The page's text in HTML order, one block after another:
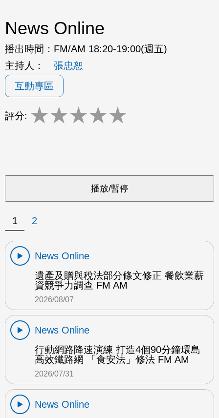
News Online
播出時間： FM/AM 18:20-19:00(週五)
主持人：
張忠恕
互動專區
評分: ★★★★★
1 2
News Online
遺產及贈與稅法部分條文修正 餐飲業薪
資競爭力調查 FM AM
2026/08/07
News Online
行動網路降速演練 打造4個90分鐘環島
高效鐵路網 「食安法」修法 FM AM
2026/07/31
News Online